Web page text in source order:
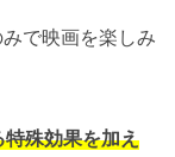
で映画を楽しみ
殊効果を加え